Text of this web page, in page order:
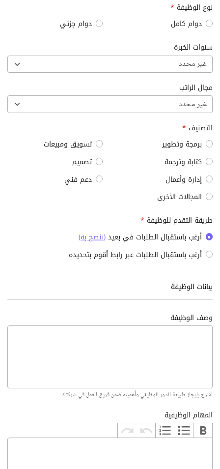
نوع الوظيفة *
دوام كامل
دوام جزئي
سنوات الخبرة
غير محدد
مجال الراتب
غير محدد
التصنيف *
برمجة وتطوير
تسويق ومبيعات
كتابة وترجمة
تصميم
إدارة وأعمال
دعم فني
المجالات الأخرى
طريقة التقدم للوظيفة *
أرغب باستقبال الطلبات في بعيد(ننصح به)
أرغب باستقبال الطلبات عبر رابط أقوم بتحديده
بيانات الوظيفة
وصف الوظيفة
اشرح بإيجاز طبيعة الدور الوظيفي وأهميته ضمن فريق العمل في شركتك
المهام الوظيفية